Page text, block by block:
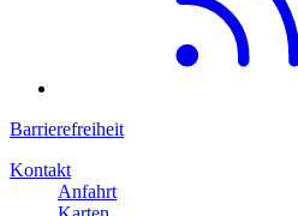
Barrierefreiheit
Kontakt
Anfahrt